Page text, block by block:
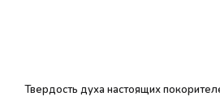
Твердость духа настоящих